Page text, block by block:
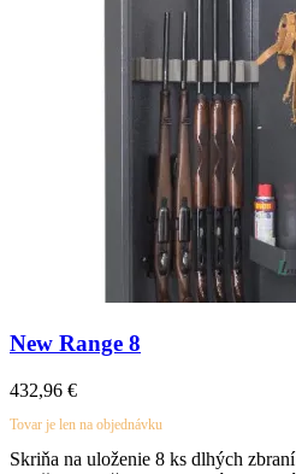
New Range 8
432,96 €
Tovar je len na objednávku
Skriňa na uloženie 8 ks dlhých zbraní